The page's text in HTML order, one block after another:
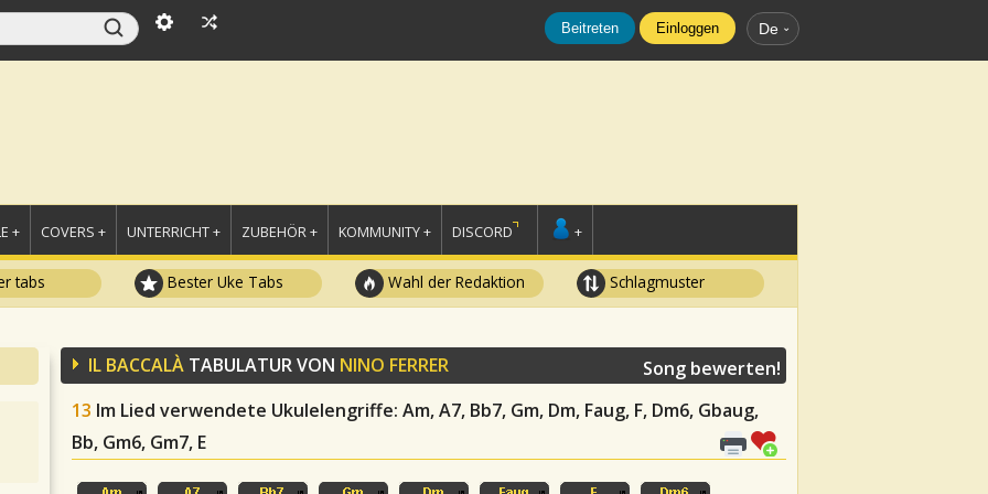
Beitreten Einloggen De
+ COVERS + UNTERRICHT + ZUBEHÖR + KOMMUNITY + DISCORD +
tabs Bester Uke Tabs Wahl der Redaktion Schlagmuster
IL BACCALÀ TABULATUR VON NINO FERRER
13 Im Lied verwendete Ukulelengriffe: Am, A7, Bb7, Gm, Dm, Faug, F, Dm6, Gbaug,
Bb, Gm6, Gm7, E
Song bewerten!